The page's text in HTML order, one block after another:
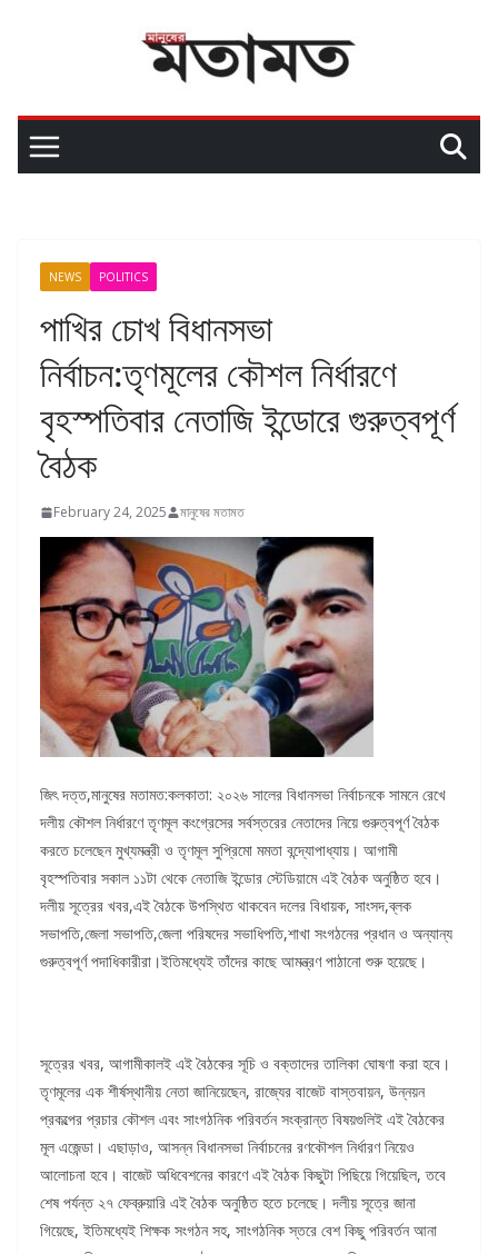
NEWS POLITICS
পাখির চোখ বিধানসভা
নির্বাচন:তৃণমূলের কৌশল নির্ধারণে
বৃহস্পতিবার নেতাজি ইন্ডোরে গুরুত্বপূর্ণ
বৈঠক
February 24, 2025 মানুষের মতামত
জিৎ দত্ত,মানুষের মতামত:কলকাতা: ২০২৬ সালের বিধানসভা নির্বাচনকে সামনে রেখে
দলীয় কৌশল নির্ধারণে তৃণমূল কংগ্রেসের সর্বস্তরের নেতাদের নিয়ে গুরুত্বপূর্ণ বৈঠক
করতে চলেছেন মুখ্যমন্ত্রী ও তৃণমূল সুপ্রিমো মমতা বন্দ্যোপাধ্যায়। আগামী
বৃহস্পতিবার সকাল ১১টা থেকে নেতাজি ইন্ডোর স্টেডিয়ামে এই বৈঠক অনুষ্ঠিত হবে।
দলীয় সূত্রের খবর,এই বৈঠকে উপস্থিত থাকবেন দলের বিধায়ক, সাংসদ,ব্লক
সভাপতি,জেলা সভাপতি,জেলা পরিষদের সভাধিপতি,শাখা সংগঠনের প্রধান ও অন্যান্য
গুরুত্বপূর্ণ পদাধিকারীরা।ইতিমধ্যেই তাঁদের কাছে আমন্ত্রণ পাঠানো শুরু হয়েছে।
সূত্রের খবর, আগামীকালই এই বৈঠকের সূচি ও বক্তাদের তালিকা ঘোষণা করা হবে।
তৃণমূলের এক শীর্ষস্থানীয় নেতা জানিয়েছেন, রাজ্যের বাজেট বাস্তবায়ন, উন্নয়ন
প্রকল্পের প্রচার কৌশল এবং সাংগঠনিক পরিবর্তন সংক্রান্ত বিষয়গুলিই এই বৈঠকের
মূল এজেন্ডা। এছাড়াও, আসন্ন বিধানসভা নির্বাচনের রণকৌশল নির্ধারণ নিয়েও
আলোচনা হবে। বাজেট অধিবেশনের কারণে এই বৈঠক কিছুটা পিছিয়ে গিয়েছিল, তবে
শেষ পর্যন্ত ২৭ ফেব্রুয়ারি এই বৈঠক অনুষ্ঠিত হতে চলেছে। দলীয় সূত্রে জানা
গিয়েছে, ইতিমধ্যেই শিক্ষক সংগঠন সহ, সাংগঠনিক স্তরে বেশ কিছু পরিবর্তন আনা